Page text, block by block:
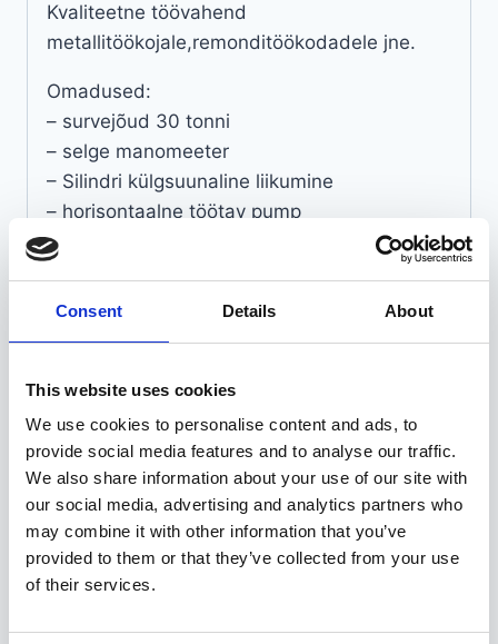
Consent Details About
This website uses cookies
We use cookies to personalise content and ads, to
provide social media features and to analyse our traffic.
We also share information about your use of our site with
our social media, advertising and analytics partners who
may combine it with other information that you’ve
provided to them or that they’ve collected from your use
of their services.
Kvaliteetne töövahend
metallitöökojale,remonditöökodadele jne.
Omadused:
– survejõud 30 tonni
– selge manomeeter
– Silindri külgsuunaline liikumine
– horisontaalne töötav pump
– töövahemik 0 – 1070 mm